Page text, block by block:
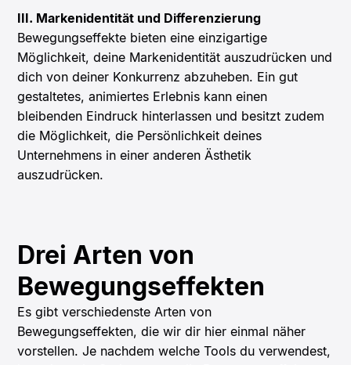
III. Markenidentität und Differenzierung
Bewegungseffekte bieten eine einzigartige
Möglichkeit, deine Markenidentität auszudrücken und
dich von deiner Konkurrenz abzuheben. Ein gut
gestaltetes, animiertes Erlebnis kann einen
bleibenden Eindruck hinterlassen und besitzt zudem
die Möglichkeit, die Persönlichkeit deines
Unternehmens in einer anderen Ästhetik
auszudrücken.
Drei Arten von
Bewegungseffekten
Es gibt verschiedenste Arten von
Bewegungseffekten, die wir dir hier einmal näher
vorstellen. Je nachdem welche Tools du verwendest,